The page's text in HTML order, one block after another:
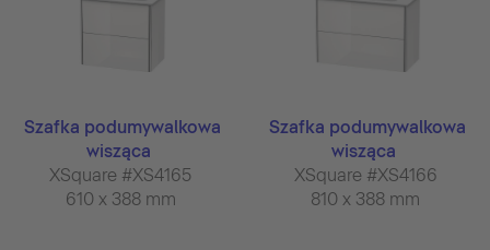
Szafka podumywalkowa
wisząca
XSquare #XS4165
610 x 388 mm
Szafka podumywalkowa
wisząca
XSquare #XS4166
810 x 388 mm